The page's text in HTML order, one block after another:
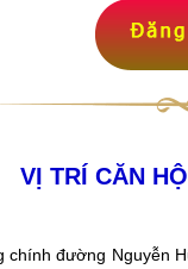
VỊ TRÍ CĂN
chính đường Nguyễn